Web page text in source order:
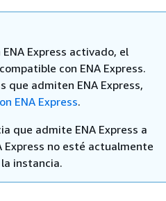
Express activado, el
con ENA Express.
que admiten ENA Express,
ENA Express.
que admite ENA Express a
Express no esté actualmente
instancia.